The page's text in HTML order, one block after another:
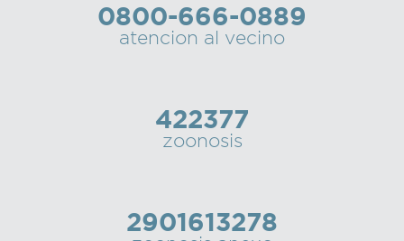
0800-666-0889
atencion al vecino
422377
zoonosis
2901613278